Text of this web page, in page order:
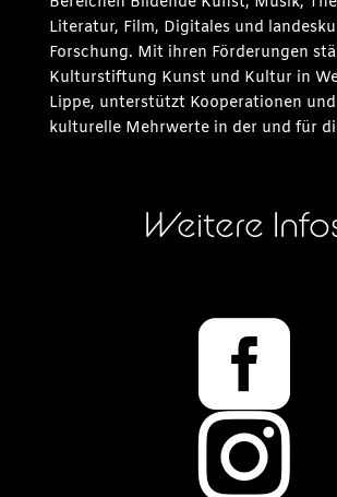
Literatur, Film, Digitales und
Forschung. Mit ihren Förderungen
Kulturstiftung Kunst und Kultur in
Lippe, unterstützt Kooperationen
kulturelle Mehrwerte in der und für
Weitere

